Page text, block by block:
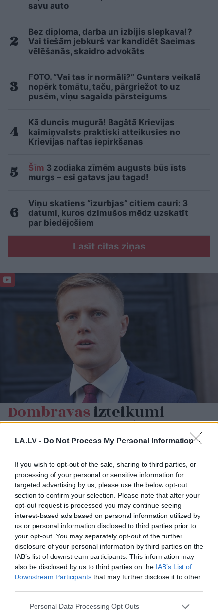
LA.LV - Do Not Process My Personal Information
If you wish to opt-out of the sale, sharing to third parties, or
processing of your personal or sensitive information for
targeted advertising by us, please use the below opt-out
section to confirm your selection. Please note that after your
opt-out request is processed you may continue seeing
interest-based ads based on personal information utilized by
us or personal information disclosed to third parties prior to
your opt-out. You may separately opt-out of the further
disclosure of your personal information by third parties on the
IAB’s list of downstream participants. This information may
also be disclosed by us to third parties on the IAB’s List of
Downstream Participants that may further disclose it to other
Please note that this website/app uses one or more Google
Personal Data Processing Opt Outs
savu auto
Bez diploma, darba un izbijis slepkava!?
Vai tiešām jebkurš var kandidēt Saeimas
vēlēšanās, skaidro advokāts
FOTO. “Vai tas ir normāli?” Guntars veikalā
nopērk tomātu, taču, pārgriežot to uz
pusēm, viņu sagaida pārsteigums
Kā duncis mugurā! Bagātā Krievijas
kaimiņvalsts praktiski atteikusies no
Krievijas naftas iepirkšanas
Šīm 3 zodiaka zīmēm augusts būs īsts
murgs – esi gatavs jau tagad!
Viņu skatiens “izurbjas” citiem cauri: 3
datumi, kuros dzimušos mēdz uzskatīt
par biedējošiem
Lasīt citas ziņas
Dombravasizteikumi
satrauc: Tehnoloģiskas
problēmas ik pa laikam var
rasties dažādās
robežšķērsošanas vietās
Pilsoņispriež, vai
šogad vispār ir vērts iet
vēlēt: “Man ir tā
apnikusi politiskā AI
Zelenskis gatavs
“sarežģītām sarunām”
ar Putinu; Slaidiņš
pasaka, kas visu varētu